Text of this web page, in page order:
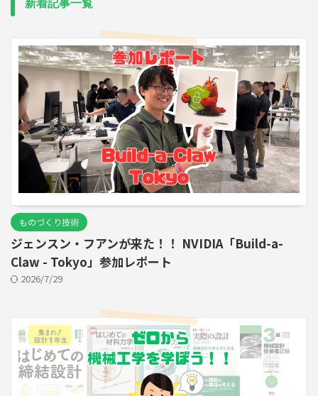
新着記事一覧
ものづくり技術
ジェンスン・フアンが来た！！ NVIDIA「Build-a-
Claw - Tokyo」参加レポート
2026/7/29